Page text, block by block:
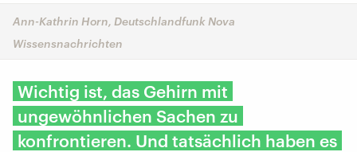
Ann-Kathrin Horn, Deutschlandfunk Nova
Wissensnachrichten
Wichtig ist, das Gehirn mit
ungewöhnlichen Sachen zu
konfrontieren. Und tatsächlich haben es